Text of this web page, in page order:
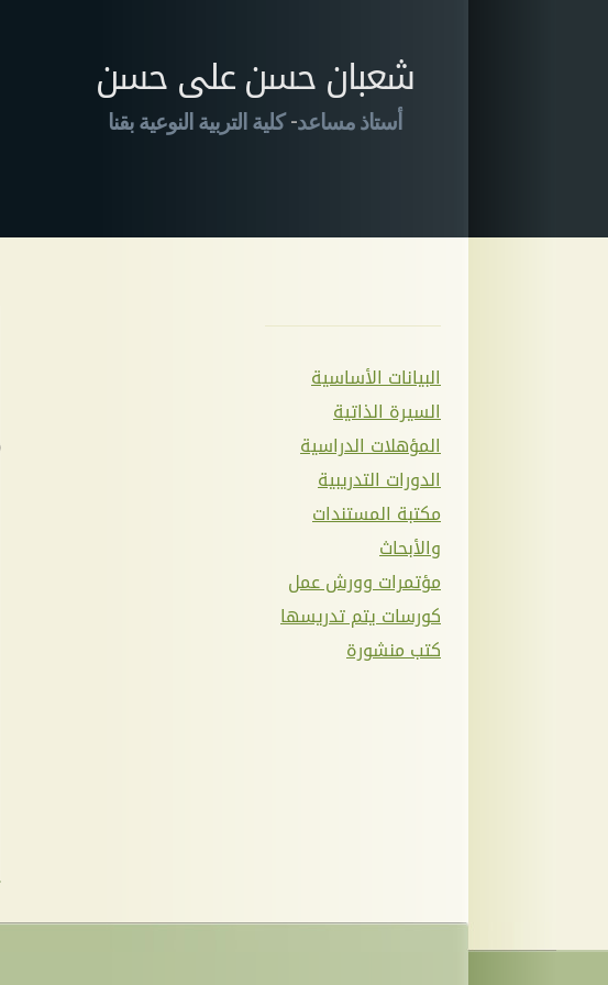
شعبان حسن على حسن
أستاذ مساعد-كلية التربية النوعية بقنا
البيانات الأساسية
السيرة الذاتية
المؤهلات الدراسية
الدورات التدريبية
مكتبة المستندات
والأبحاث
مؤتمرات وورش عمل
كورسات يتم تدريسها
كتب منشورة